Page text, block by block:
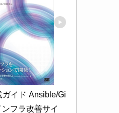
ガイド Ansible/Gi
フラ改善サイ